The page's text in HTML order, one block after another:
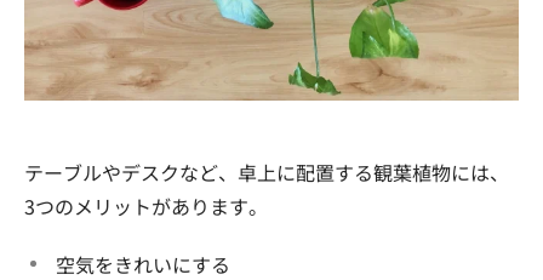
テーブルやデスクなど、卓上に配置する観葉植物には、
3つのメリットがあります。
空気をきれいにする